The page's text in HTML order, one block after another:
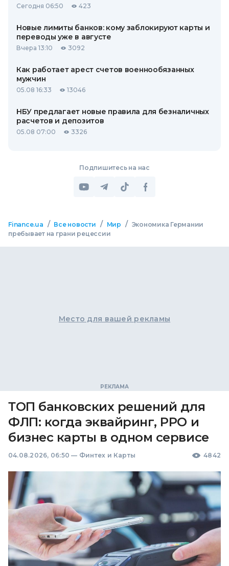
Сегодня 06:50 423
Новые лимиты банков: кому заблокируют карты и
переводы уже в августе
Вчера 13:10 3092
Как работает арест счетов военнообязанных
мужчин
05.08 16:33 13046
НБУ предлагает новые правила для безналичных
расчетов и депозитов
05.08 07:00 3326
Подпишитесь на нас
Finance.ua / Все новости / Мир / Экономика Германии
пребывает на грани рецессии
Место для вашей рекламы
ТОП банковских решений для
ФЛП: когда эквайринг, РРО и
бизнес карты в одном сервисе
04.08.2026, 06:50 — Финтех и Карты 4842